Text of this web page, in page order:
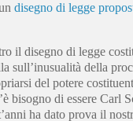
disegno di legge
il disegno di legge
sull’inusualità della
del potere
bisogno di essere Carl
ha dato prova il